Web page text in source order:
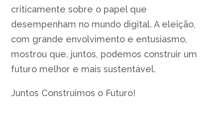
criticamente sobre o papel que
desempenham no mundo digital. A eleição,
com grande envolvimento e entusiasmo,
mostrou que, juntos, podemos construir um
futuro melhor e mais sustentável.
Juntos Construímos o Futuro!